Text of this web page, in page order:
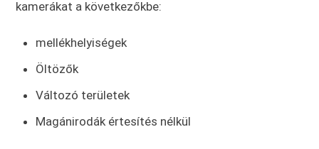
kamerákat a következőkbe:
mellékhelyiségek
Öltözők
Változó területek
Magánirodák értesítés nélkül